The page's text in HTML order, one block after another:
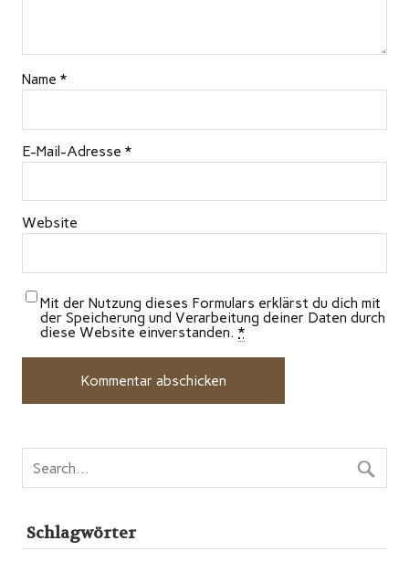
Name *
E-Mail-Adresse *
Website
Mit der Nutzung dieses Formulars erklärst du dich mit
der Speicherung und Verarbeitung deiner Daten durch
diese Website einverstanden. *
Schlagwörter